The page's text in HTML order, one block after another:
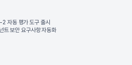
동 평가 도구 출시
트 보안 요구사항 자동화